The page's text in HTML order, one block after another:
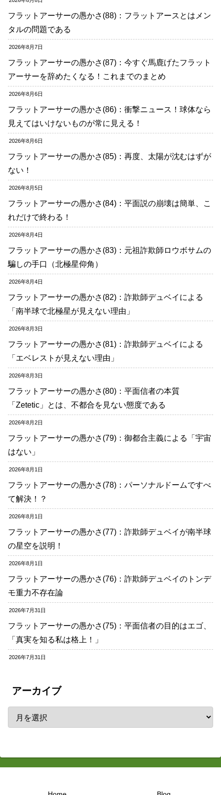
フラットアーサーの愚かさ(88)：フラットアースとはメン
タルの問題である
2026年8月7日
フラットアーサーの愚かさ(87)：今すぐ馬鹿げたフラット
アーサーを辞めたくなる！これまでのまとめ
2026年8月6日
フラットアーサーの愚かさ(86)：衝撃ニュース！球体なら
見えてはいけないものが常に見える！
2026年8月6日
フラットアーサーの愚かさ(85)：再度、太陽が沈むはずが
ない！
2026年8月5日
フラットアーサーの愚かさ(84)：平面説の崩壊は簡単、こ
れだけで終わる！
2026年8月4日
フラットアーサーの愚かさ(83)：元祖詐欺師ロウボサムの
騙しの手口（北極星仰角）
2026年8月4日
フラットアーサーの愚かさ(82)：詐欺師デュベイによる
「南半球で北極星が見えない理由」
2026年8月3日
フラットアーサーの愚かさ(81)：詐欺師デュベイによる
「エベレストが見えない理由」
2026年8月3日
フラットアーサーの愚かさ(80)：平面信者の本質
「Zetetic」とは、不都合を見ない態度である
2026年8月2日
フラットアーサーの愚かさ(79)：御都合主義による「宇宙
はない」
2026年8月1日
フラットアーサーの愚かさ(78)：パーソナルドームですべ
て解決！？
2026年8月1日
フラットアーサーの愚かさ(77)：詐欺師デュベイが南半球
の星空を説明！
2026年8月1日
フラットアーサーの愚かさ(76)：詐欺師デュベイのトンデ
モ重力不存在論
2026年7月31日
フラットアーサーの愚かさ(75)：平面信者の目的はエゴ、
「真実を知る私は格上！」
2026年7月31日
アーカイブ